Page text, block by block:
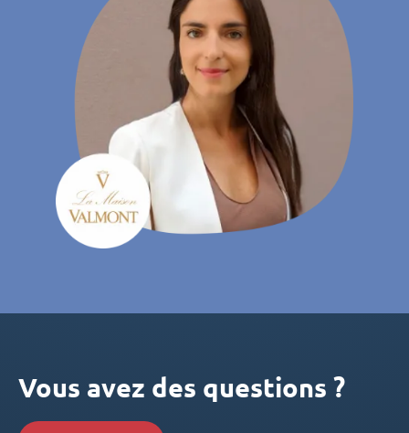
Vous avez des questions ?